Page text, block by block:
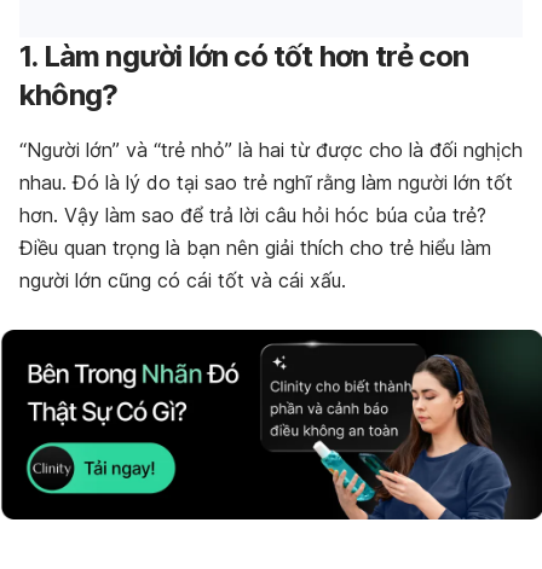
1. Làm người lớn có tốt hơn trẻ con
không?
“Người lớn” và “trẻ nhỏ” là hai từ được cho là đối nghịch
nhau. Đó là lý do tại sao trẻ nghĩ rằng làm người lớn tốt
hơn. Vậy làm sao để trả lời câu hỏi hóc búa của trẻ?
Điều quan trọng là bạn nên giải thích cho trẻ hiểu làm
người lớn cũng có cái tốt và cái xấu.